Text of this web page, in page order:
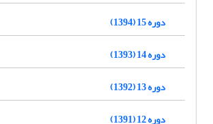
دوره 15 (1394)
دوره 14 (1393)
دوره 13 (1392)
دوره 12 (1391)